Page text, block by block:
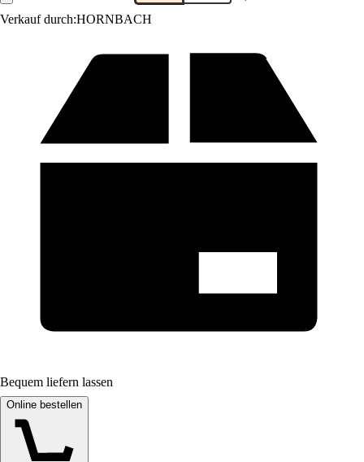
Verkauf durch:HORNBACH
Bequem liefern lassen
Online bestellen